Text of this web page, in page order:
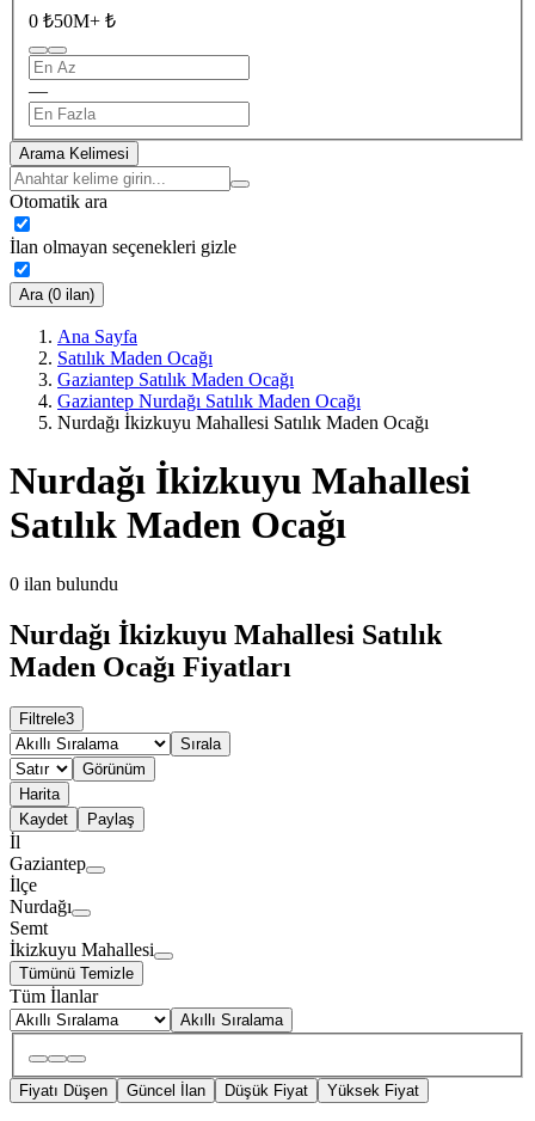
0 ₺50M+ ₺
—
Arama Kelimesi
Otomatik ara
İlan olmayan seçenekleri gizle
Ara (0 ilan)
Ana Sayfa
Satılık Maden Ocağı
Gaziantep Satılık Maden Ocağı
Gaziantep Nurdağı Satılık Maden Ocağı
Nurdağı İkizkuyu Mahallesi Satılık Maden Ocağı
Nurdağı İkizkuyu Mahallesi
Satılık Maden Ocağı
0 ilan bulundu
Nurdağı İkizkuyu Mahallesi Satılık
Maden Ocağı Fiyatları
Filtrele3
Sırala
Görünüm
Harita
Kaydet
Paylaş
İl
Gaziantep
İlçe
Nurdağı
Semt
İkizkuyu Mahallesi
Tümünü Temizle
Tüm İlanlar
Akıllı Sıralama
Fiyatı Düşen Güncel İlan Düşük Fiyat Yüksek Fiyat